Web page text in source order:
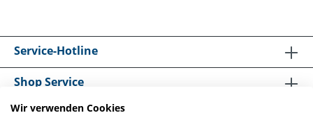
Service-Hotline
Shop Service
Wir verwenden Cookies